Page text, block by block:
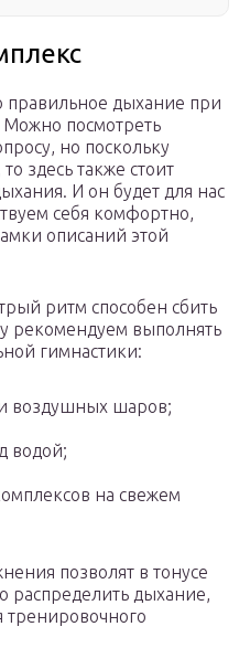
правильное дыхание при
посмотреть
но поскольку
здесь также стоит
И он будет для нас
себя комфортно,
описаний этой
ритм способен сбить
рекомендуем выполнять
гимнастики:
воздушных шаров;
водой;
на свежем
позволят в тонусе
распределить дыхание,
тренировочного